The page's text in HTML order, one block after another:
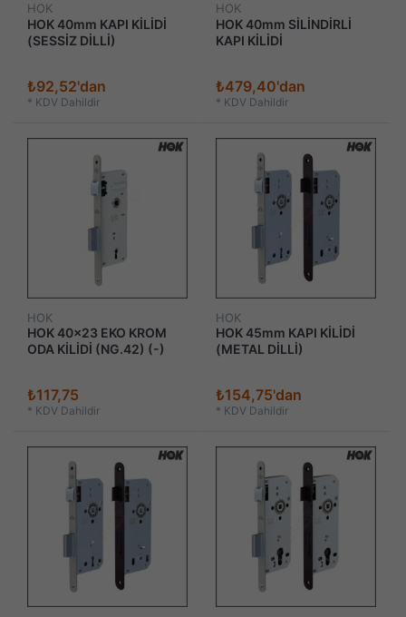
HOK
HOK 40mm KAPI KİLİDİ
(SESSİZ DİLLİ)
₺92,52'dan
* KDV Dahildir
HOK
HOK 40mm SİLİNDİRLİ
KAPI KİLİDİ
₺479,40'dan
* KDV Dahildir
HOK
HOK 40x23 EKO KROM
ODA KİLİDİ (NG.42) (-)
₺117,75
* KDV Dahildir
HOK
HOK 45mm KAPI KİLİDİ
(METAL DİLLİ)
₺154,75'dan
* KDV Dahildir